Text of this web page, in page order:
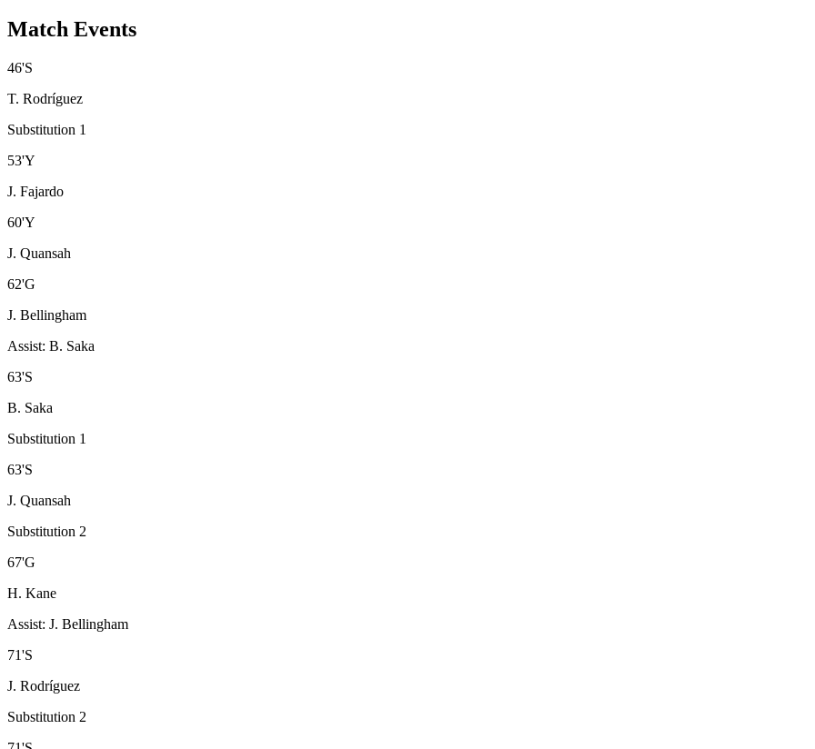
Match Events
46'S
T. Rodríguez
Substitution 1
53'Y
J. Fajardo
60'Y
J. Quansah
62'G
J. Bellingham
Assist: B. Saka
63'S
B. Saka
Substitution 1
63'S
J. Quansah
Substitution 2
67'G
H. Kane
Assist: J. Bellingham
71'S
J. Rodríguez
Substitution 2